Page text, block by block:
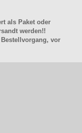
als Paket oder
werden!!
vor